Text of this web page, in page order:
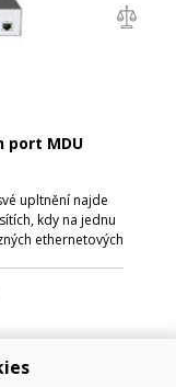
port MDU
upltnění najde
kdy na jednu
ethernetových